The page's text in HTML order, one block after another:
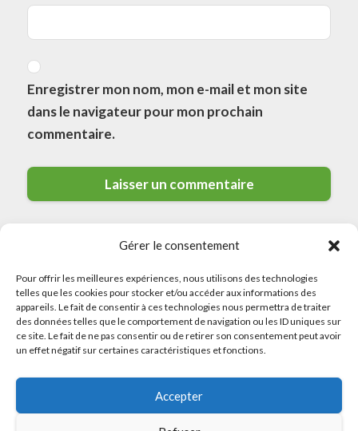
Gérer le consentement
Pour offrir les meilleures expériences, nous utilisons des technologies
telles que les cookies pour stocker et/ou accéder aux informations des
appareils. Le fait de consentir à ces technologies nous permettra de traiter
des données telles que le comportement de navigation ou les ID uniques sur
ce site. Le fait de ne pas consentir ou de retirer son consentement peut avoir
un effet négatif sur certaines caractéristiques et fonctions.
Accepter
Enregistrer mon nom, mon e-mail et mon site
dans le navigateur pour mon prochain
commentaire.
© 2026 Meilleurs Plombiers · All rights reserved
Mentions Légales